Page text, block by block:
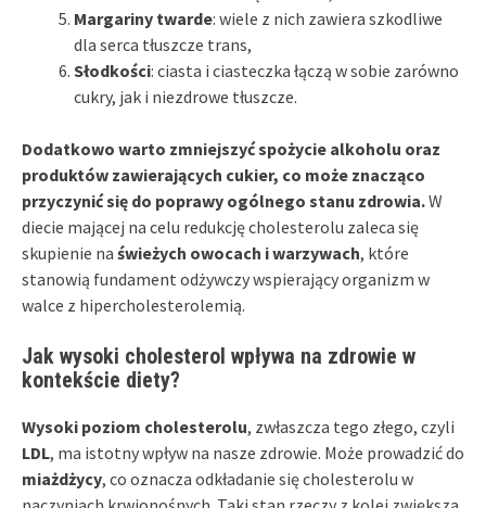
Margariny twarde: wiele z nich zawiera szkodliwe
dla serca tłuszcze trans,
Słodkości: ciasta i ciasteczka łączą w sobie zarówno
cukry, jak i niezdrowe tłuszcze.
Dodatkowo warto zmniejszyć spożycie alkoholu oraz
produktów zawierających cukier, co może znacząco
przyczynić się do poprawy ogólnego stanu zdrowia.W
diecie mającej na celu redukcję cholesterolu zaleca się
skupienie na świeżych owocach i warzywach, które
stanowią fundament odżywczy wspierający organizm w
walce z hipercholesterolemią.
Jak wysoki cholesterol wpływa na zdrowie w
kontekście diety?
Wysoki poziom cholesterolu, zwłaszcza tego złego, czyli
LDL, ma istotny wpływ na nasze zdrowie. Może prowadzić do
miażdżycy, co oznacza odkładanie się cholesterolu w